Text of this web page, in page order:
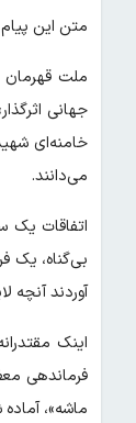
متن این
ملت قهرمان
جهانی
خامنه‌ای
می‌دانند.
بی‌گناه، یک
آوردند آنچه
اینک
فرماندهی
ماشه»،